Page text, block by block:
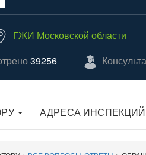
ГЖИ Московской области
39256
АДРЕСА ИНСПЕКЦИЙ